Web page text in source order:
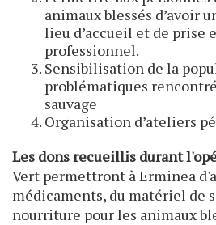
animaux blessés d’avoir
lieu d’accueil et de prise
professionnel.
Sensibilisation de la
problématiques
sauvage
Organisation d’ateliers
Les dons recueillis durant
Vert permettront à Erminea
médicaments, du matériel de
nourriture pour les animaux